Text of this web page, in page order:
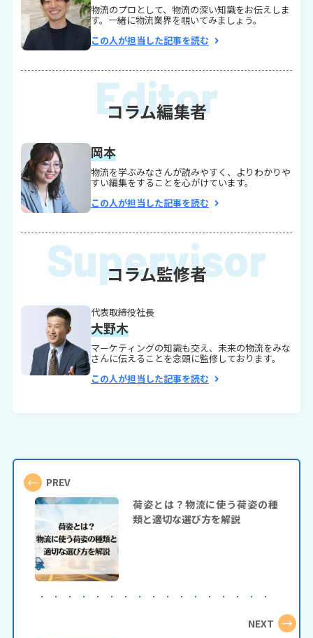
物流のプロとして、物流の深い知識をお伝えしま
す。一緒に物流業界を覗いてみましょう。
この人が担当した記事を読む
コラム編集者
岡本
物流を学ぶみなさんが読みやすく、よりわかりや
すい編集をすることを心がけています。
この人が担当した記事を読む
コラム監修者
代表取締役社長
大野木
マーケティングの知識も交え、未来の物流をみな
さんに伝えることを念頭に監修しております。
この人が担当した記事を読む
PREV
←
荷姿とは？物流に使う荷姿の種
類と適切な選び方を解説
NEXT →